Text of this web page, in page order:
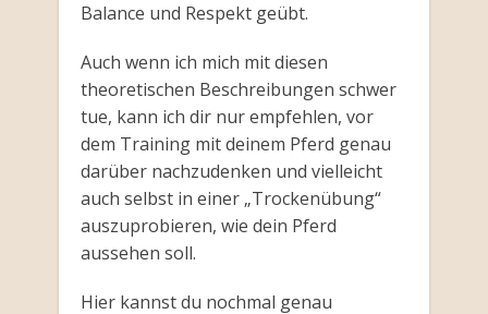
Balance und Respekt geübt.
Auch wenn ich mich mit diesen
theoretischen Beschreibungen schwer
tue, kann ich dir nur empfehlen, vor
dem Training mit deinem Pferd genau
darüber nachzudenken und vielleicht
auch selbst in einer „Trockenübung“
auszuprobieren, wie dein Pferd
aussehen soll.
Hier kannst du nochmal genau